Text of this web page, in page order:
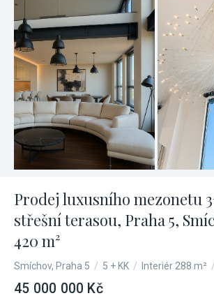
Prodej luxusního mezonetu
střešní terasou, Praha 5,
420 m²
Smíchov, Praha 5 / 5 + KK / Interiér 288 m² /
45 000 000 Kč